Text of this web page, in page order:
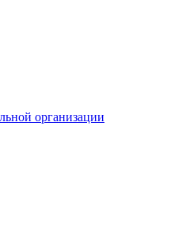
организации